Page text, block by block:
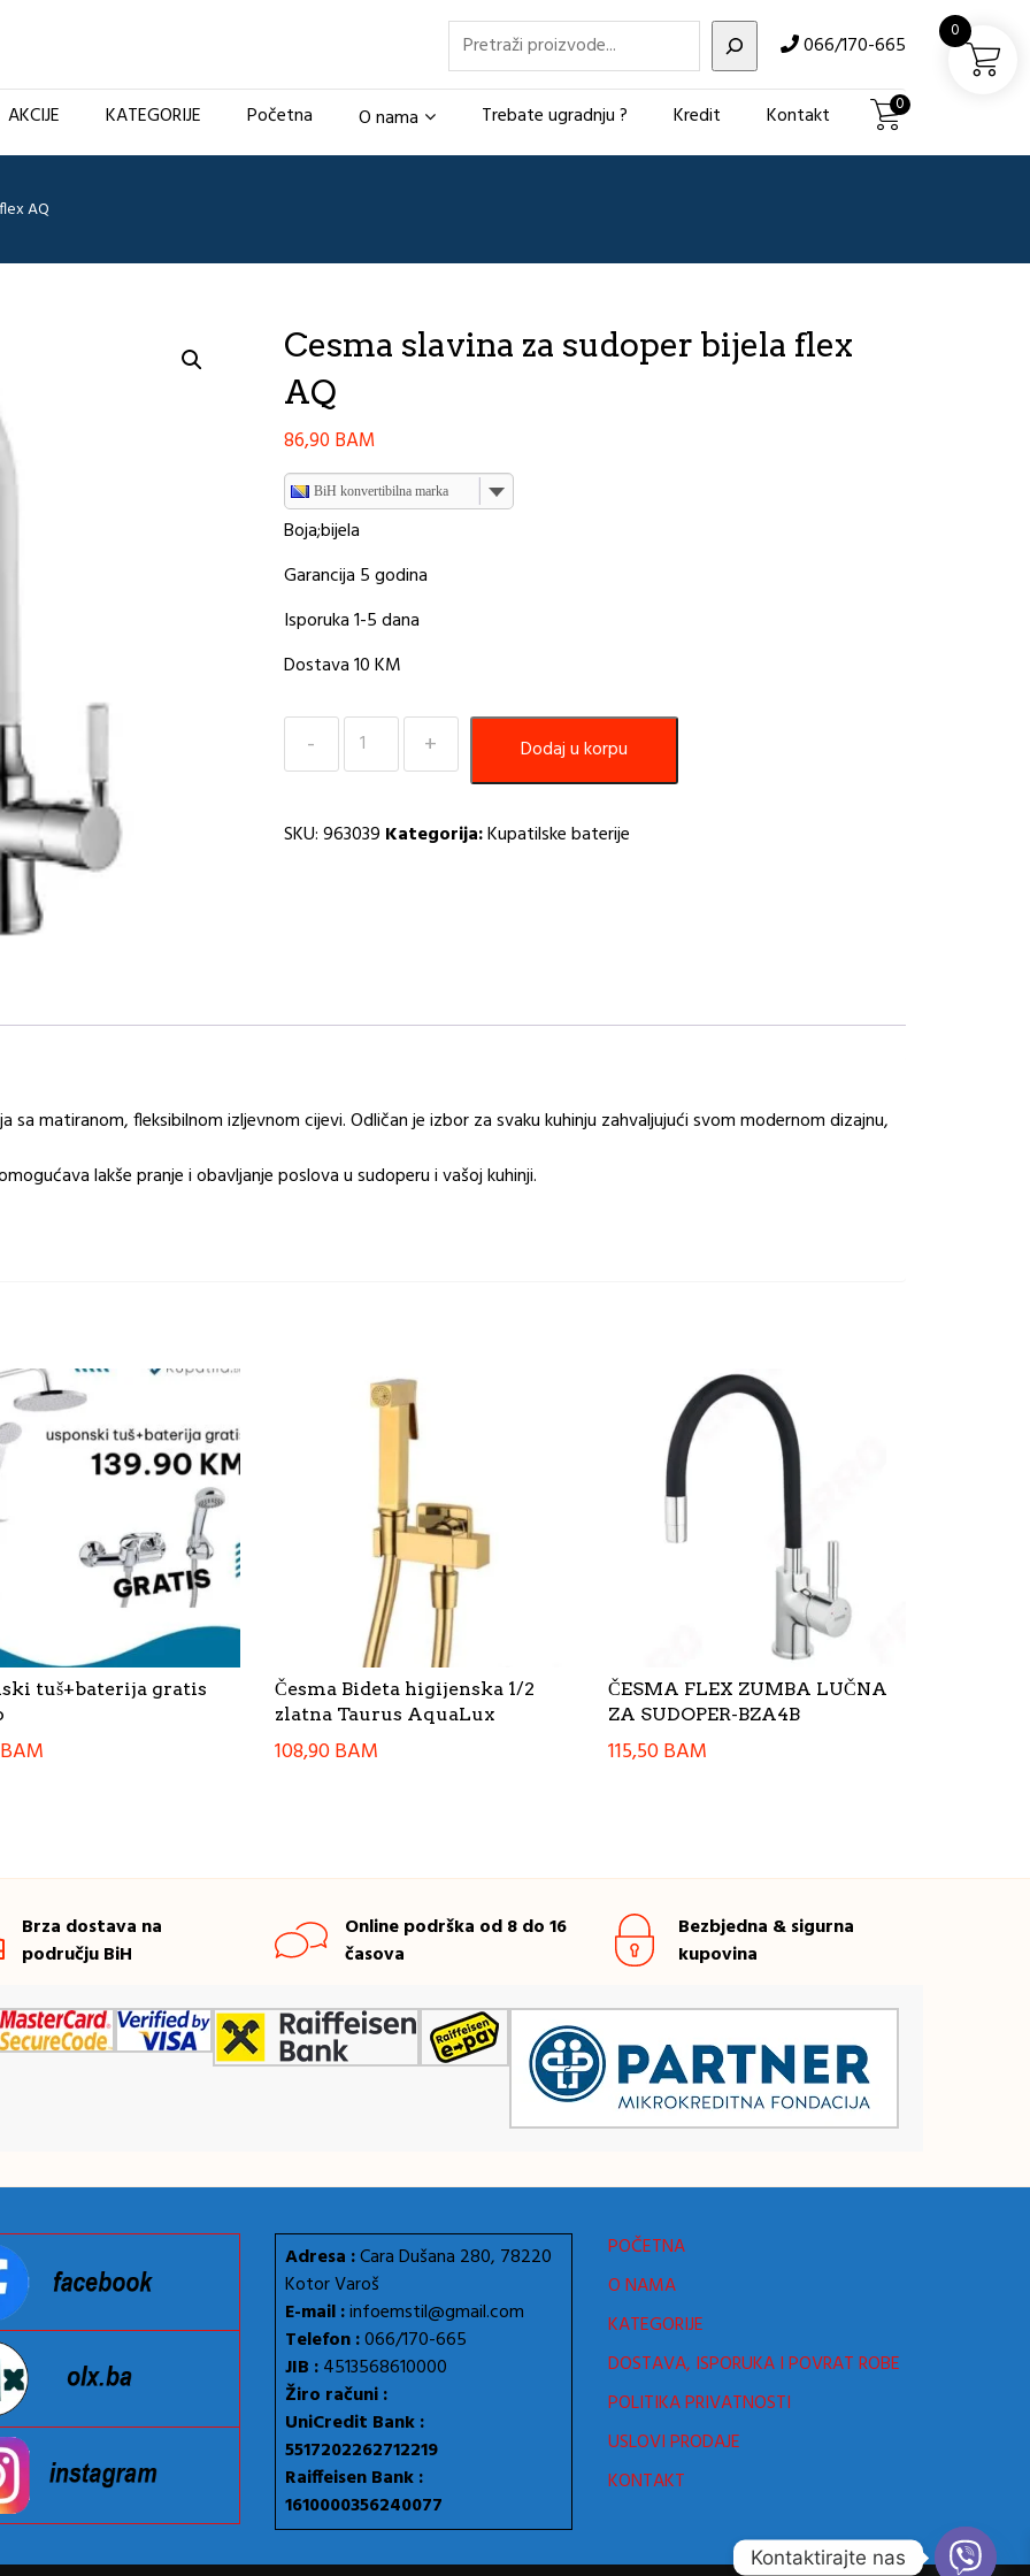
Pretraži 066/170-665
AKCIJE KATEGORIJE Početna O nama Trebate ugradnju ? Kredit Kontakt 0
AQ
Cesma slavina za sudoper bijela flex
AQ
86,90 BAM
BiH konvertibilna marka
Boja;bijela
Garancija 5 godina
Isporuka 1-5 dana
Dostava 10 KM
Cesma
slavina
bijela
Dodaj u korpu
SKU:963039 Kategorija:Kupatilske baterije
sa matiranom, fleksibilnom izljevnom cijevi. Odličan je izbor za svaku kuhinju zahvaljujući svom modernom dizajnu,
lakše pranje i obavljanje poslova u sudoperu i vašoj kuhinji.
tuš+baterija gratis
BAM
Česma Bideta higijenska 1/2
zlatna Taurus AquaLux
108,90BAM
ČESMA FLEX ZUMBA LUČNA
ZA SUDOPER-BZA4B
115,50BAM
Brza dostava na
području BiH
Online podrška od 8 do 16
časova
Bezbjedna & sigurna
kupovina
Adresa :Cara Dušana 280, 78220
Kotor Varoš
E-mail :infoemstil@gmail.com
Telefon :066/170-665
JIB :4513568610000
Žiro računi :
UniCredit Bank :
5517202262712219
Raiffeisen Bank :
1610000356240077
POČETNA
O NAMA
KATEGORIJE
DOSTAVA, ISPORUKA I POVRAT ROBE
POLITIKA PRIVATNOSTI
USLOVI PRODAJE
KONTAKT
0
Kontaktirajte nas